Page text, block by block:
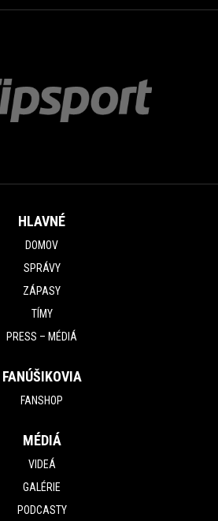
HLAVNÉ
DOMOV
SPRÁVY
ZÁPASY
TÍMY
PRESS – MÉDIÁ
FANÚŠIKOVIA
FANSHOP
MÉDIÁ
VIDEÁ
GALÉRIE
PODCASTY